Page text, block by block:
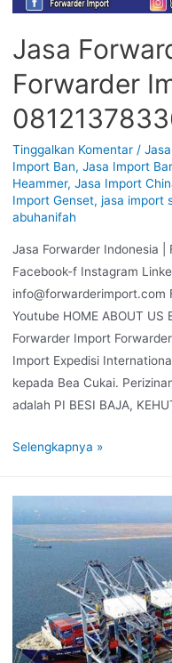
Jasa
Forwarder
Tinggalkan Komentar /
Import Ban, Jasa Import
Heammer, Jasa Import
Import Genset, jasa import
abuhanifah
Jasa Forwarder Indonesia |
Facebook-f Instagram
info@forwarderimport.com
Youtube HOME ABOUT US
Forwarder Import
Import Expedisi
kepada Bea Cukai.
adalah PI BESI BAJA,
Selengkapnya »